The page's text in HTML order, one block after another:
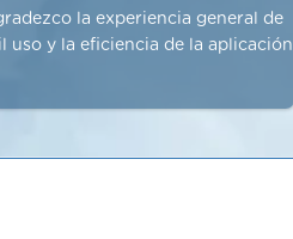
la experiencia general de
uso y la eficiencia de la aplicación